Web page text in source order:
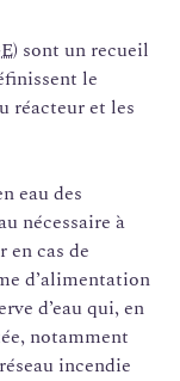
) sont un recueil
le
réacteur et les
eau des
nécessaire à
en cas de
d’alimentation
d’eau qui, en
notamment
incendie